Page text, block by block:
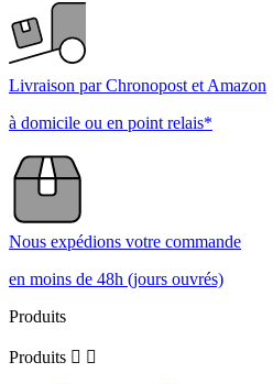
Livraison par Chronopost et Amazon
à domicile ou en point relais*
Nous expédions votre commande
en moins de 48h (jours ouvrés)
Produits
Produits  